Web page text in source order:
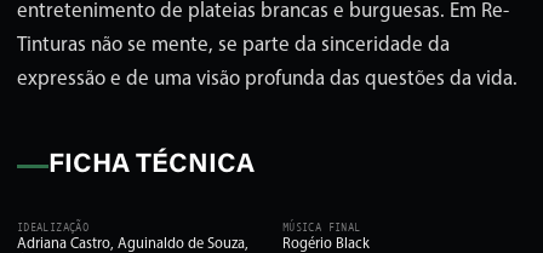
entretenimento de plateias brancas e burguesas. Em Re-
Tinturas não se mente, se parte da sinceridade da
expressão e de uma visão profunda das questões da vida.
FICHA TÉCNICA
IDEALIZAÇÃO
Adriana Castro, Aguinaldo de Souza,
MÚSICA FINAL
Rogério Black